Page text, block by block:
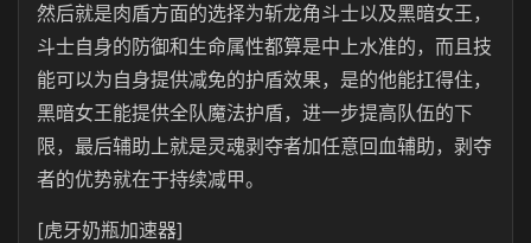
然后就是肉盾方面的选择为斩龙角斗士以及黑暗女王，
斗士自身的防御和生命属性都算是中上水准的，而且技
能可以为自身提供减免的护盾效果，是的他能扛得住，
黑暗女王能提供全队魔法护盾，进一步提高队伍的下
限，最后辅助上就是灵魂剥夺者加任意回血辅助，剥夺
者的优势就在于持续减甲。
[虎牙奶瓶加速器]